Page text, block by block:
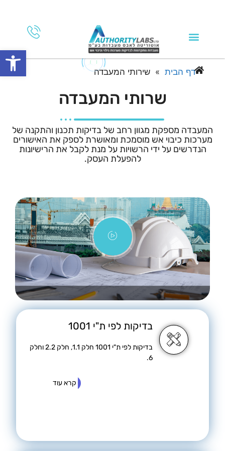
פתח
דף הבית » שירותי המעבדה
שרותי המעבדה
המעבדה מספקת מגוון רחב של בדיקות תכנון והתקנה של
מערכות כיבוי אש מוסמכת ומאושרת לספק את האישורים
הנדרשים על ידי הרשויות על מנת לקבל את הרישיונות
להפעלת העסק.
בדיקות לפי ת"י 1001
בדיקות לפי ת"י 1001 חלק 1.1, חלק 2.2 וחלק
6.
קרא עוד